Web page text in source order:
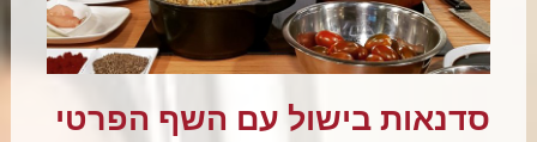
סדנאות בישול עם השף הפרטי